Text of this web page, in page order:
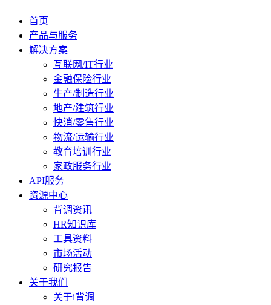
首页
产品与服务
解决方案
互联网/IT行业
金融保险行业
生产/制造行业
地产/建筑行业
快消/零售行业
物流/运输行业
教育培训行业
家政服务行业
API服务
资源中心
背调资讯
HR知识库
工具资料
市场活动
研究报告
关于我们
关于i背调